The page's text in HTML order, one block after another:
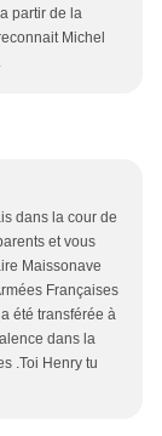
partir de la
Michel
dans la cour de
et vous
Maissonave
Françaises
été transférée à
dans la
.Toi Henry tu